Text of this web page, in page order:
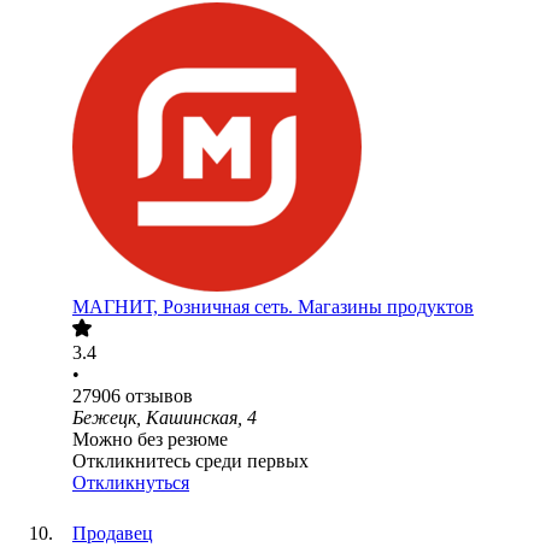
МАГНИТ, Розничная сеть. Магазины продуктов
3.4
•
27906 отзывов
Бежецк, Кашинская, 4
Можно без резюме
Откликнитесь среди первых
Откликнуться
Продавец